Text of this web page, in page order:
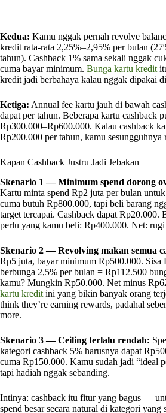
Kedua: Kamu nggak pernah revolve
kredit rata-rata 2,25%–2,95% per bulan
tahun). Cashback 1% sama sekali nggak
cuma bayar minimum. Bunga kartu kredit
kredit jadi berbahaya kalau nggak dipakai
Ketiga: Annual fee kartu jauh di bawah
dapat per tahun. Beberapa kartu cashback
Rp300.000–Rp600.000. Kalau cashback
Rp200.000 per tahun, kamu sesungguhnya
Kapan Cashback Justru Jadi Jebakan
Skenario 1 — Minimum spend dorong
Kartu minta spend Rp2 juta per bulan
cuma butuh Rp800.000, tapi beli barang
target tercapai. Cashback dapat Rp20.000.
perlu yang kamu beli: Rp400.000. Net:
Skenario 2 — Revolving makan semua
Rp5 juta, bayar minimum Rp500.000. Sisa
berbunga 2,5% per bulan = Rp112.500
kamu? Mungkin Rp50.000. Net minus
kartu kredit ini yang bikin banyak orang
think they’re earning rewards, padahal
more.
Skenario 3 — Ceiling terlalu rendah:
kategori cashback 5% harusnya dapat
cuma Rp150.000. Kamu sudah jadi “ideal
tapi hadiah nggak sebanding.
Intinya: cashback itu fitur yang bagus —
spend besar secara natural di kategori yang